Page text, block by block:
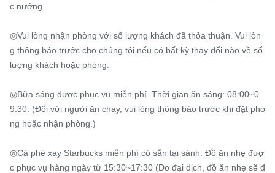
c nướng.
◎Vui lòng nhận phòng với số lượng khách đã thỏa thuận. Vui lòn
g thông báo trước cho chúng tôi nếu có bất kỳ thay đổi nào về số
lượng khách hoặc phòng.
◎Bữa sáng được phục vụ miễn phí. Thời gian ăn sáng: 08:00~0
9:30. (Đối với người ăn chay, vui lòng thông báo trước khi đặt phò
ng hoặc nhận phòng.)
◎Cà phê xay Starbucks miễn phí có sẵn tại sảnh. Đồ ăn nhẹ đượ
c phục vụ hàng ngày từ 15:30~17:30 (Do đại dịch, đồ ăn nhẹ sẽ đ